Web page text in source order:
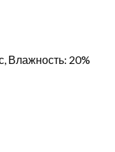
Влажность: 20%